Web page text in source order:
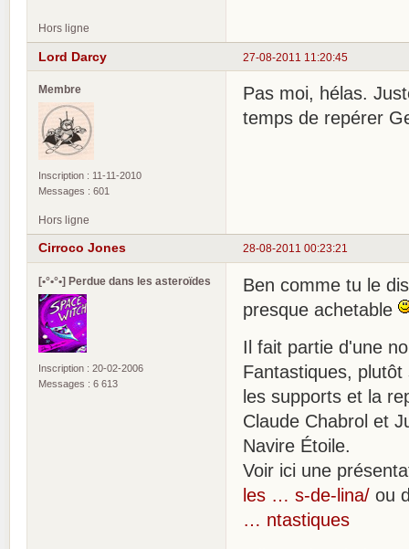
Hors ligne
27-08-2011 11:20:45
Lord Darcy
Membre
Inscription : 11-11-2010
Messages : 601
Pas moi, hélas.
temps de repérer
Hors ligne
28-08-2011 00:23:21
Cirroco Jones
[•°•°•] Perdue dans les asteroïdes
Inscription : 20-02-2006
Messages : 6 613
Ben comme tu le
presque achetable
Il fait partie d'une
Fantastiques,
les supports et la
Claude Chabrol et
Navire Étoile.
Voir ici une
les … s-de-lina/ ou
… ntastiques